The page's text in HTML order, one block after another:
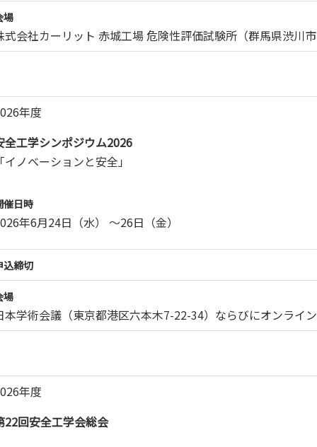
場
式会社カーリット 赤城工場 危険性評価試験所（群馬県渋川
年度
全工学シンポジウム2026
「イノベーションと安全」
催日時
年6月24日（水） ～26日（金）
込締切
場
本学術会議（東京都港区六本木7-22-34）ならびにオンライ
年度
22回安全工学会総会